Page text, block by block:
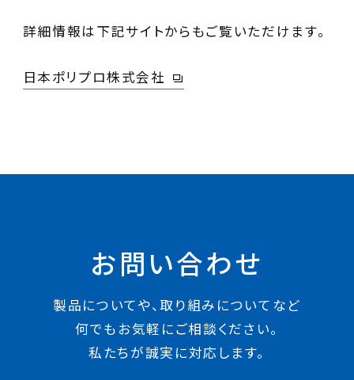
詳細情報は下記サイトからもご覧いただけます。
日本ポリプロ株式会社
お問い合わせ
製品についてや、取り組みについてなど
何でもお気軽にご相談ください。
私たちが誠実に対応します。